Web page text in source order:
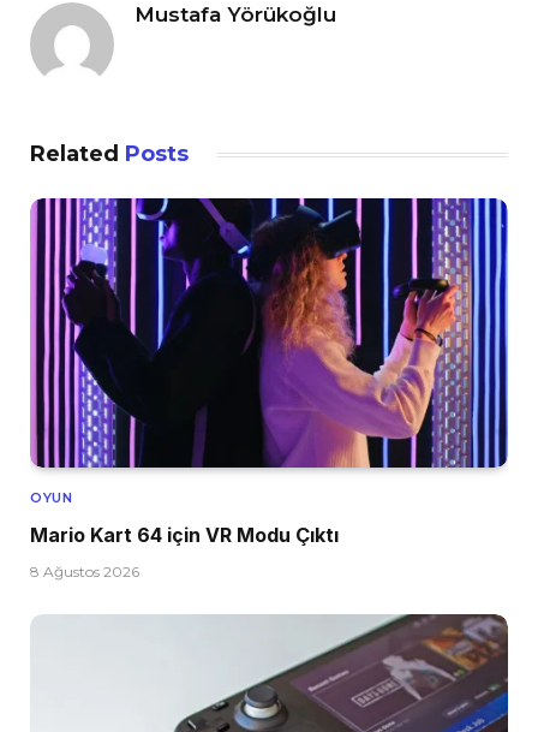
Mustafa Yörükoğlu
Related Posts
OYUN
Mario Kart 64 için VR Modu Çıktı
8 Ağustos 2026